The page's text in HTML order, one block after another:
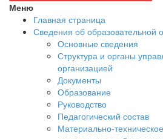
Меню
Главная страница
Сведения об образовательной
Основные сведения
Структура и органы
организацией
Документы
Образование
Руководство
Педагогический состав
Материально-